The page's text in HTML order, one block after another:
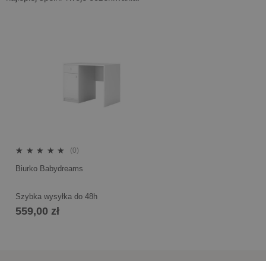
(0)
Biurko Babydreams
Szybka wysyłka do 48h
559,00 zł